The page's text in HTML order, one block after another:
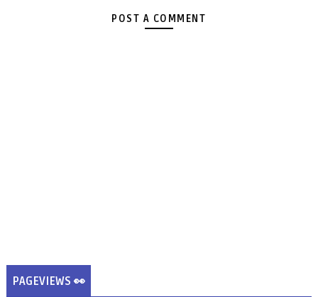
POST A COMMENT
PAGEVIEWS 👀